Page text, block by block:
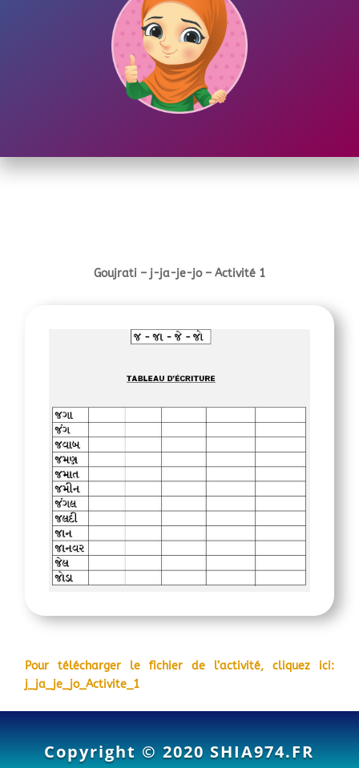
Goujrati – j-ja-je-jo – Activité 1
Pour télécharger le fichier de l’activité, cliquez ici:
j_ja_je_jo_Activite_1
Copyright © 2020SHIA974.FR